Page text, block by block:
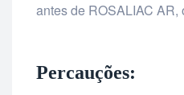
antes de ROSALIAC
Percauções: